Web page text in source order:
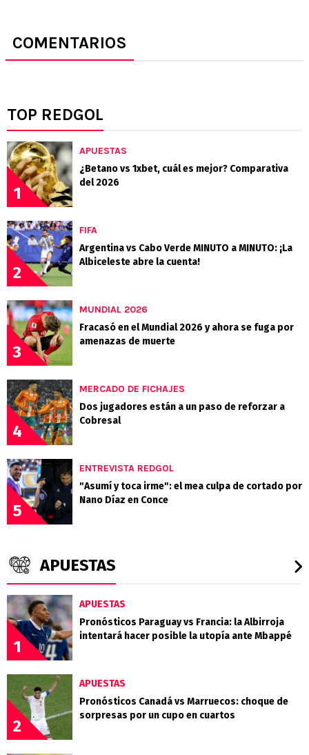
COMENTARIOS
TOP REDGOL
1
APUESTAS
¿Betano vs 1xbet, cuál es mejor? Comparativa
del 2026
2
FIFA
Argentina vs Cabo Verde MINUTO a MINUTO: ¡La
Albiceleste abre la cuenta!
3
MUNDIAL 2026
Fracasó en el Mundial 2026 y ahora se fuga por
amenazas de muerte
4
MERCADO DE FICHAJES
Dos jugadores están a un paso de reforzar a
Cobresal
5
ENTREVISTA REDGOL
"Asumí y toca irme": el mea culpa de cortado por
Nano Díaz en Conce
APUESTAS
1
APUESTAS
Pronósticos Paraguay vs Francia: la Albirroja
intentará hacer posible la utopía ante Mbappé
2
APUESTAS
Pronósticos Canadá vs Marruecos: choque de
sorpresas por un cupo en cuartos